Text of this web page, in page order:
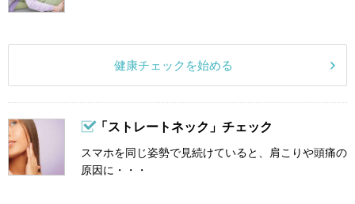
健康チェックを始める
「ストレートネック」チェック
スマホを同じ姿勢で見続けていると、肩こりや頭痛の
原因に・・・